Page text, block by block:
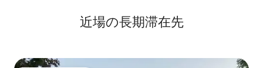
近場の長期滞在先